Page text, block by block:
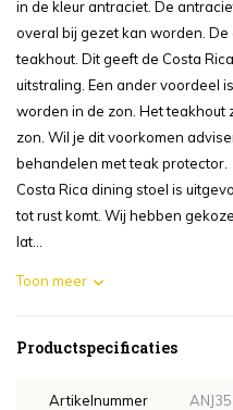
in de kleur antraciet. De
overal bij gezet kan worden.
teakhout. Dit geeft de Costa
uitstraling. Een ander voordeel
worden in de zon. Het teakhout
zon. Wil je dit voorkomen
behandelen met teak
Costa Rica dining stoel is
tot rust komt. Wij hebben
lat...
Toon meer
Productspecificaties
Artikelnummer